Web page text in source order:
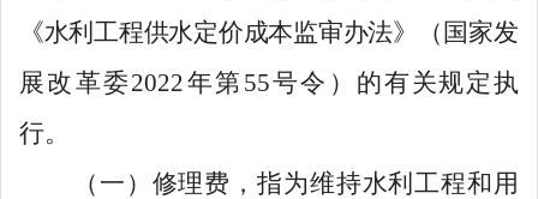
《水利工程供水定价成本监审办法》（ 国家发
展改革委2022年第 55号令 ） 的有关规定执
行。
（一） 修理费，指为维持水利工程和用